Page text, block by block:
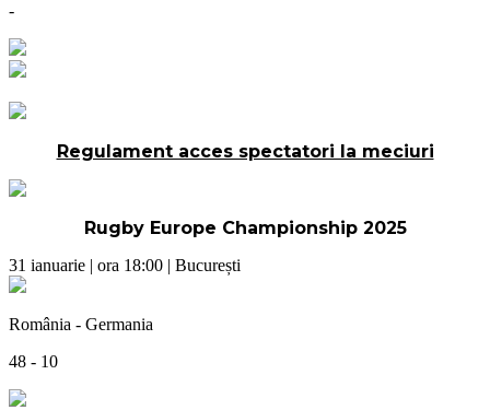
-
Regulament acces spectatori la meciuri
Rugby Europe Championship 2025
31 ianuarie | ora 18:00 | București
România - Germania
48 - 10